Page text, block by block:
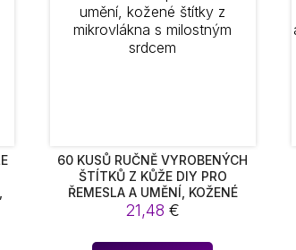
60 KUSŮ RUČNĚ VYROBENÝCH
ŠTÍTKŮ Z KŮŽE DIY PRO
ŘEMESLA A UMĚNÍ, KOŽENÉ
ŠTÍTKY Z MIKROVLÁKNA S
21,48€